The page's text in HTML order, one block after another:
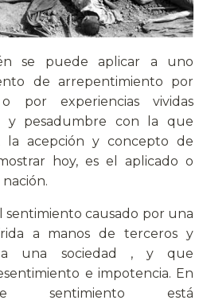
se puede aplicar a uno
de arrepentimiento por
por experiencias vividas
y pesadumbre con la que
la acepción y concepto de
hoy, es el aplicado o
sentimiento causado por una
a manos de terceros y
una sociedad , y que
e impotencia. En
está